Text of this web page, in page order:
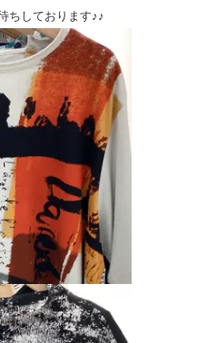
ちしております♪♪